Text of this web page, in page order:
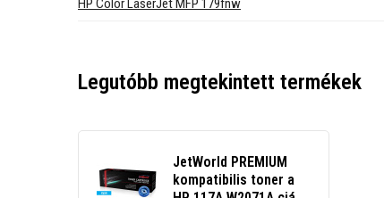
HP Color LaserJet MFP 179fnw
Legutóbb megtekintett termékek
JetWorld PREMIUM
kompatibilis toner a